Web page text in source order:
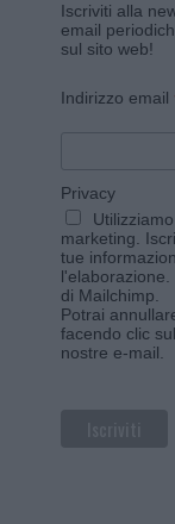
Iscriviti alla
email
sul sito web!
Indirizzo email
Privacy
marketing.
tue
l'elaborazione.
di Mailchimp
Potrai
facendo clic
nostre e-mail.